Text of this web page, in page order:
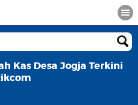
Kas Desa Jogja Terkini